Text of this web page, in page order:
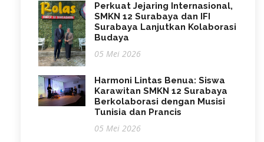
Perkuat Jejaring Internasional,
SMKN 12 Surabaya dan IFI
Surabaya Lanjutkan Kolaborasi
Budaya
05 Mei 2026
Harmoni Lintas Benua: Siswa
Karawitan SMKN 12 Surabaya
Berkolaborasi dengan Musisi
Tunisia dan Prancis
05 Mei 2026